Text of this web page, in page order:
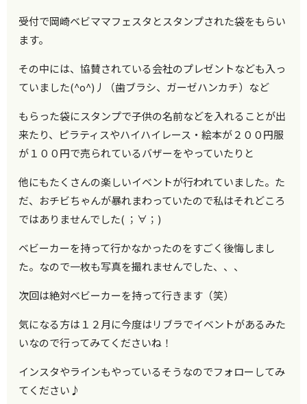
受付で岡崎ベビママフェスタとスタンプされた袋をもらい
ます。
その中には、協賛されている会社のプレゼントなども入っ
ていました(^o^)丿（歯ブラシ、ガーゼハンカチ）など
もらった袋にスタンプで子供の名前などを入れることが出
来たり、ピラティスやハイハイレース・絵本が２００円服
が１００円で売られているバザーをやっていたりと
他にもたくさんの楽しいイベントが行われていました。た
だ、おチビちゃんが暴れまわっていたので私はそれどころ
ではありませんでした( ；∀；)
ベビーカーを持って行かなかったのをすごく後悔しまし
た。なので一枚も写真を撮れませんでした、、、
次回は絶対ベビーカーを持って行きます（笑）
気になる方は１２月に今度はリブラでイベントがあるみた
いなので行ってみてくださいね！
インスタやラインもやっているそうなのでフォローしてみ
てください♪